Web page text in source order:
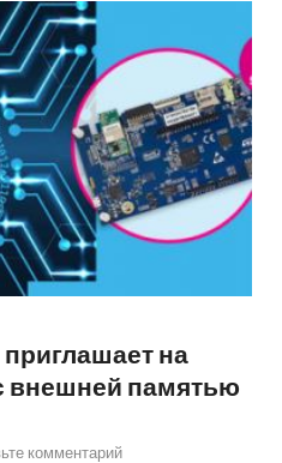
на
внешней памятью
комментарий